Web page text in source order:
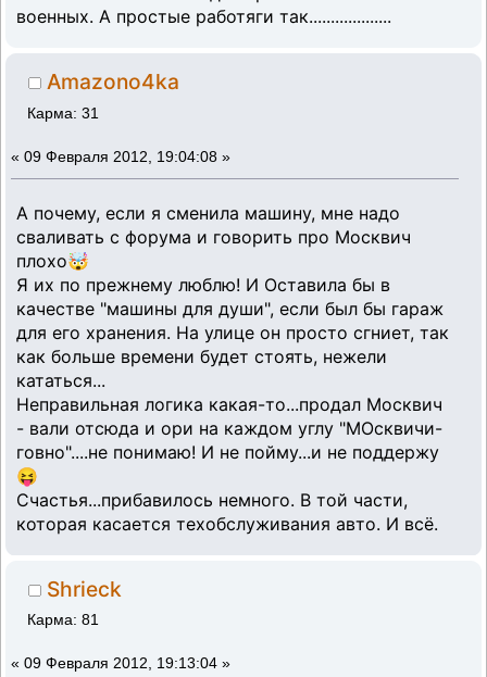
военных. А простые работяги так...................
Amazono4ka
Карма: 31
« 09 Февраля 2012, 19:04:08 »
А почему, если я сменила машину, мне надо
сваливать с форума и говорить про Москвич
плохо🤯
Я их по прежнему люблю! И Оставила бы в
качестве "машины для души", если был бы гараж
для его хранения. На улице он просто сгниет, так
как больше времени будет стоять, нежели
кататься...
Неправильная логика какая-то...продал Москвич
- вали отсюда и ори на каждом углу "МОсквичи-
говно"....не понимаю! И не пойму...и не поддержу
😝
Счастья...прибавилось немного. В той части,
которая касается техобслуживания авто. И всё.
Shrieck
Карма: 81
« 09 Февраля 2012, 19:13:04 »